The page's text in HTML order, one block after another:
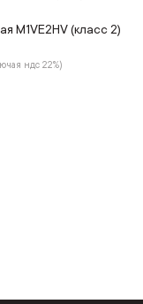
M1VE2HV (класс 2)
ндс 22%)